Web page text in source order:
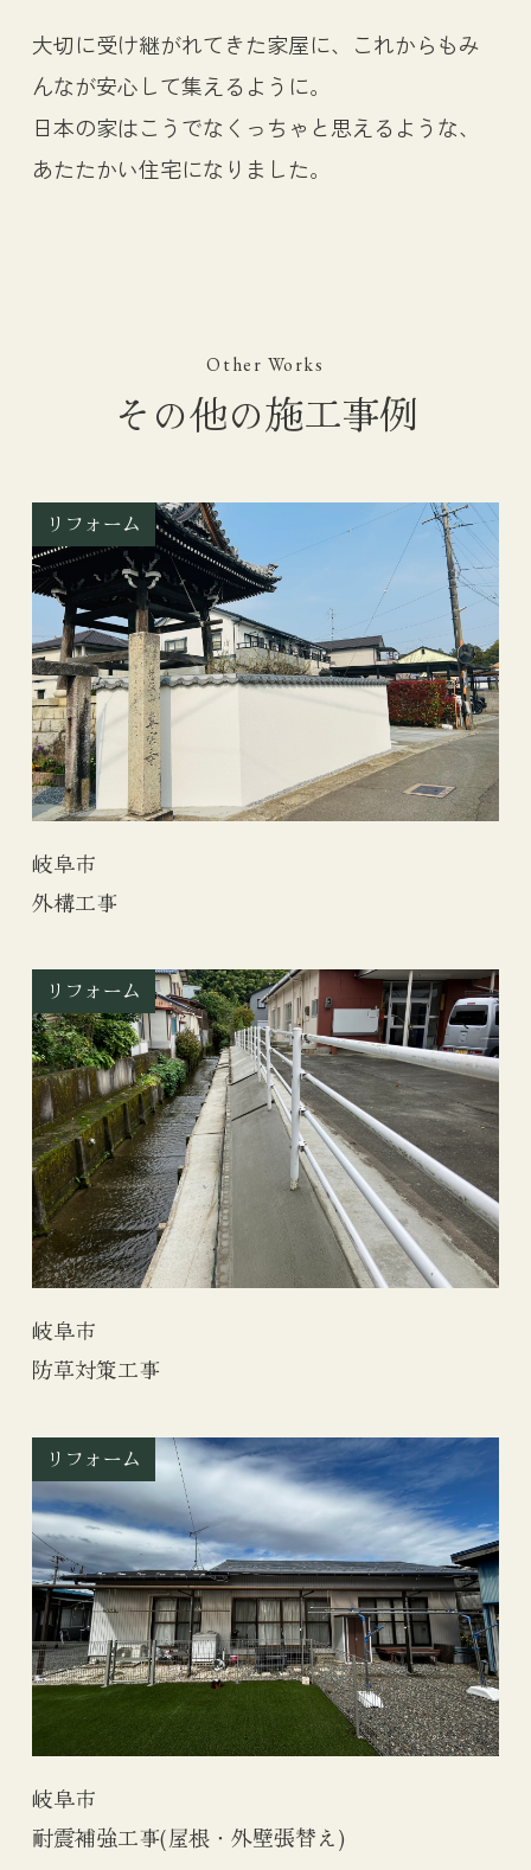
大切に受け継がれてきた家屋に、これからもみ
んなが安心して集えるように。
日本の家はこうでなくっちゃと思えるような、
あたたかい住宅になりました。
Other Works
その他の施工事例
リフォーム
岐阜市
外構工事
リフォーム
岐阜市
防草対策工事
リフォーム
岐阜市
耐震補強工事(屋根・外壁張替え)